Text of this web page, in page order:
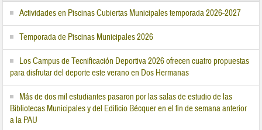
Actividades en Piscinas Cubiertas Municipales temporada 2026-2027
Temporada de Piscinas Municipales 2026
Los Campus de Tecnificación Deportiva 2026 ofrecen cuatro propuestas
para disfrutar del deporte este verano en Dos Hermanas
Más de dos mil estudiantes pasaron por las salas de estudio de las
Bibliotecas Municipales y del Edificio Bécquer en el fin de semana anterior
a la PAU